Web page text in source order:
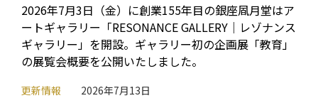
2026年7月3日（金）に創業155年目の銀座凮月堂はア
ートギャラリー「RESONANCE GALLERY｜レゾナンス
ギャラリー」を開設。ギャラリー初の企画展「教育」
の展覧会概要を公開いたしました。
更新情報 2026年7月13日